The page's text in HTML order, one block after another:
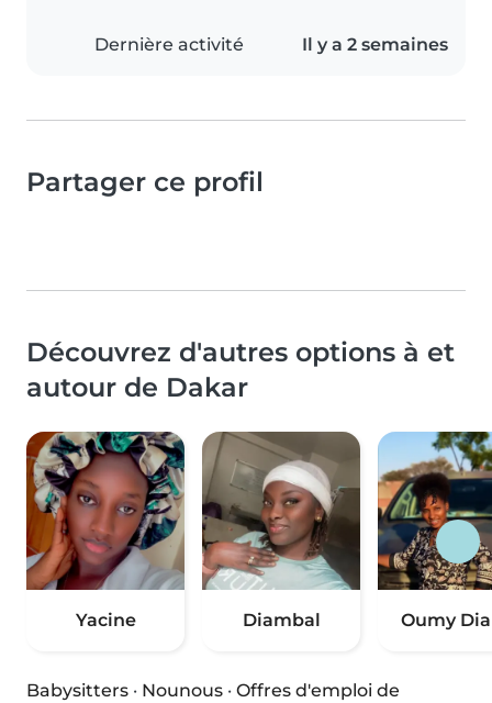
Dernière activité Il y a 2 semaines
Partager ce profil
Découvrez d'autres options à et
autour de Dakar
Yacine Diambal Oumy
Babysitters · Nounous · Offres d'emploi de